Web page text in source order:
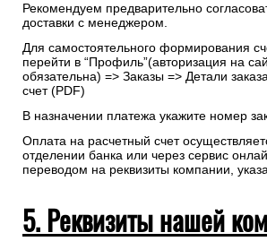
Рекомендуем предварительно
доставки с менеджером.
Для самостоятельного формирования
перейти в “Профиль”(авторизация на
обязательна) => Заказы => Детали
счет (PDF)
В назначении платежа укажите номер
Оплата на расчетный счет
отделении банка или через сервис
переводом на реквизиты компании,
5. Реквизиты нашей